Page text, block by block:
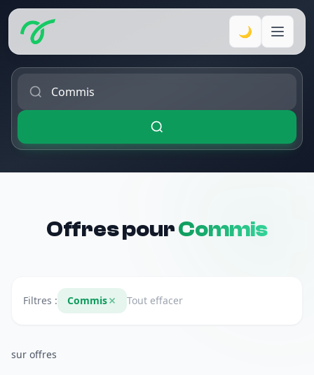
🌙
Offres pourCommis
Filtres : Commis Tout effacer
sur offres